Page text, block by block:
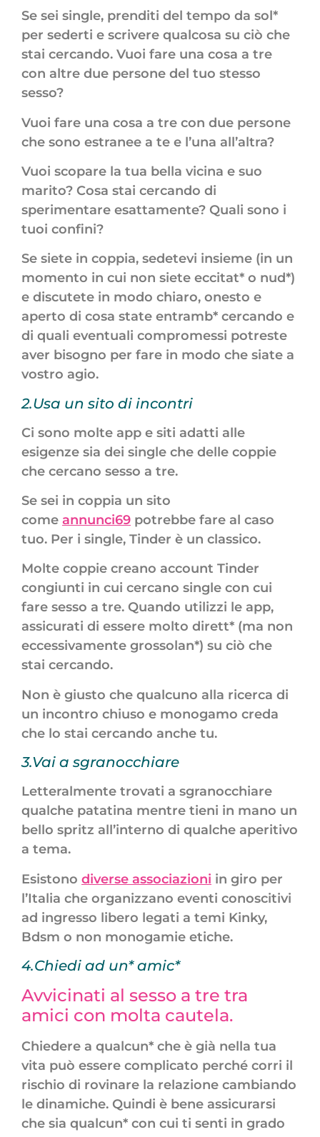
Se sei single, prenditi del tempo da sol*
per sederti e scrivere qualcosa su ciò che
stai cercando. Vuoi fare una cosa a tre
con altre due persone del tuo stesso
sesso?
Vuoi fare una cosa a tre con due persone
che sono estranee a te e l’una all’altra?
Vuoi scopare la tua bella vicina e suo
marito? Cosa stai cercando di
sperimentare esattamente? Quali sono i
tuoi confini?
Se siete in coppia, sedetevi insieme (in un
momento in cui non siete eccitat* o nud*)
e discutete in modo chiaro, onesto e
aperto di cosa state entramb* cercando e
di quali eventuali compromessi potreste
aver bisogno per fare in modo che siate a
vostro agio.
2.Usa un sito di incontri
Ci sono molte app e siti adatti alle
esigenze sia dei single che delle coppie
che cercano sesso a tre.
Se sei in coppia un sito
come annunci69 potrebbe fare al caso
tuo. Per i single, Tinder è un classico.
Molte coppie creano account Tinder
congiunti in cui cercano single con cui
fare sesso a tre. Quando utilizzi le app,
assicurati di essere molto dirett* (ma non
eccessivamente grossolan*) su ciò che
stai cercando.
Non è giusto che qualcuno alla ricerca di
un incontro chiuso e monogamo creda
che lo stai cercando anche tu.
3.Vai a sgranocchiare
Letteralmente trovati a sgranocchiare
qualche patatina mentre tieni in mano un
bello spritz all’interno di qualche aperitivo
a tema.
Esistono diverse associazioni in giro per
l’Italia che organizzano eventi conoscitivi
ad ingresso libero legati a temi Kinky,
Bdsm o non monogamie etiche.
4.Chiedi ad un* amic*
Avvicinati al sesso a tre tra
amici con molta cautela.
Chiedere a qualcun* che è già nella tua
vita può essere complicato perché corri il
rischio di rovinare la relazione cambiando
le dinamiche. Quindi è bene assicurarsi
che sia qualcun* con cui ti senti in grado